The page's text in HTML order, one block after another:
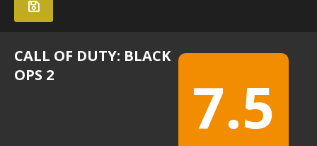
7.5
CALL OF DUTY: BLACK
OPS 2